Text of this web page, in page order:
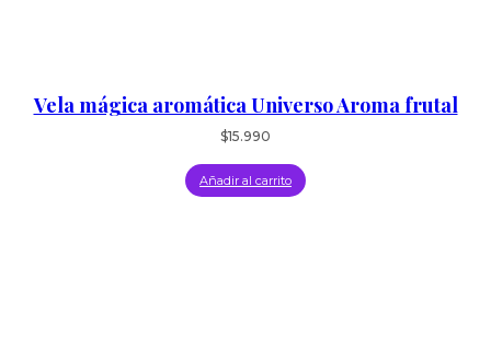
Vela mágica aromática Universo Aroma frutal
$15.990
Añadir al carrito